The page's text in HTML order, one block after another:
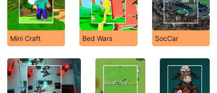
Mini Craft Bed Wars SocCar